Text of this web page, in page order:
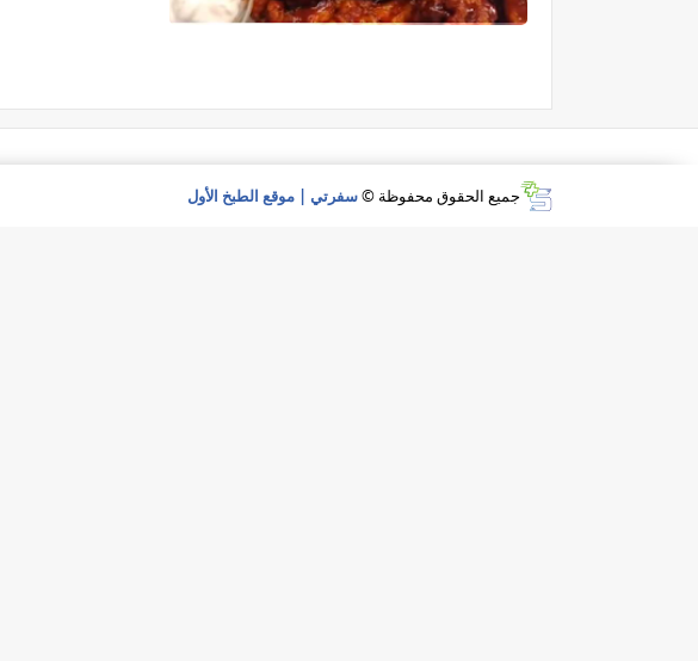
جميع الحقوق محفوظة ©سفرتي | موقع الطبخ الأول